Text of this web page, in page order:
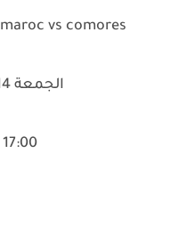
maroc vs comores / المغرب - جزر القمر
الجمعة 14 يناير 2022
17:00 GMT+1